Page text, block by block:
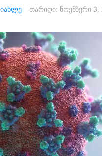
თარიღი: ნოემბერი 3,